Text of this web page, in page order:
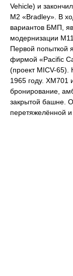
Vehicle) и
М2 «Bradley». В
вариантов БМП,
модернизации
Первой попыткой
фирмой «Pacific
(проект MICV-65).
1965 году. ХМ701
бронирование,
закрытой башне.
перетяжелённой